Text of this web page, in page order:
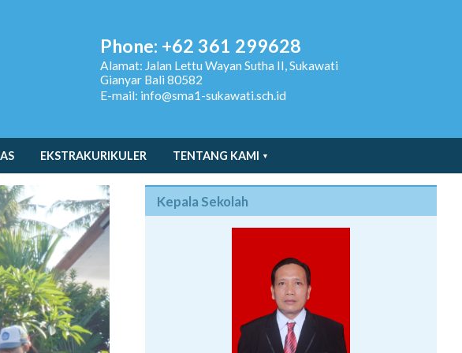
Phone: +62 361 299628
Alamat: Jalan Lettu Wayan Sutha II, Sukawati
Gianyar Bali 80582
E-mail: info@sma1-sukawati.sch.id
EKSTRAKURIKULER TENTANG KAMI
Kepala Sekolah